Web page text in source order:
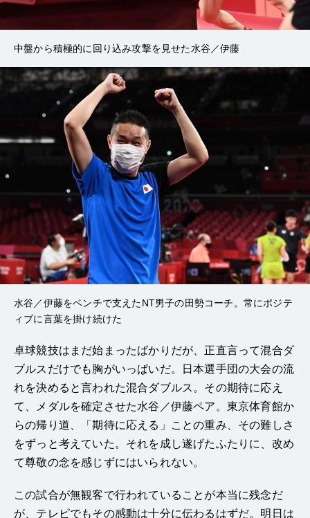
中盤から積極的に回り込み攻撃を見せた水谷／伊藤
水谷／伊藤をベンチで支えたNT男子の田勢コーチ。常にポジテ
ィブに言葉を掛け続けた
卓球競技はまだ始まったばかりだが、正直言って混合ダ
ブルスだけでも胸がいっぱいだ。日本選手団の大会の流
れを決めると言われた混合ダブルス。その期待に応え
て、メダルを確定させた水谷／伊藤ペア。東京体育館か
らの帰り道、「期待に応える」ことの重み、その難しさ
をずっと考えていた。それを成し遂げたふたりに、改め
て尊敬の念を感じずにはいられない。
この試合が無観客で行われていることが本当に残念だ
が、テレビでもその感動は十分に伝わるはずだ。明日は